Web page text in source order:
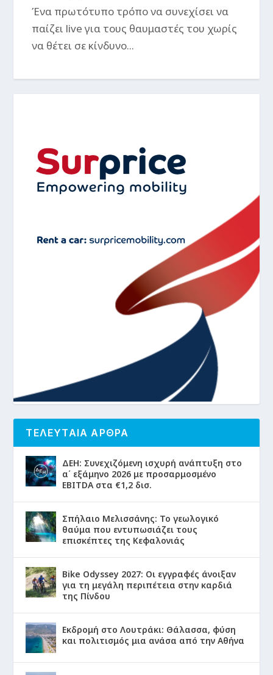
Ένα πρωτότυπο τρόπο να συνεχίσει να
παίζει live για τους θαυμαστές του χωρίς
να θέτει σε κίνδυνο...
ΤΕΛΕΥΤΑΙΑ ΑΡΘΡΑ
ΔΕΗ: Συνεχιζόμενη ισχυρή ανάπτυξη στο
α΄ εξάμηνο 2026 με προσαρμοσμένο
EBITDA στα €1,2 δισ.
Σπήλαιο Μελισσάνης: Το γεωλογικό
θαύμα που εντυπωσιάζει τους
επισκέπτες της Κεφαλονιάς
Bike Odyssey 2027: Οι εγγραφές άνοιξαν
για τη μεγάλη περιπέτεια στην καρδιά
της Πίνδου
Εκδρομή στο Λουτράκι: Θάλασσα, φύση
και πολιτισμός μια ανάσα από την Αθήνα